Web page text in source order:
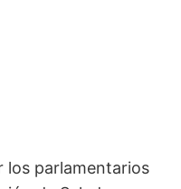
los parlamentarios